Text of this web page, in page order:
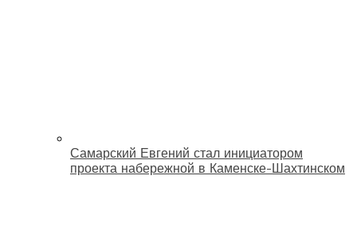
Самарский Евгений стал инициатором
проекта набережной в Каменске-Шахтинском